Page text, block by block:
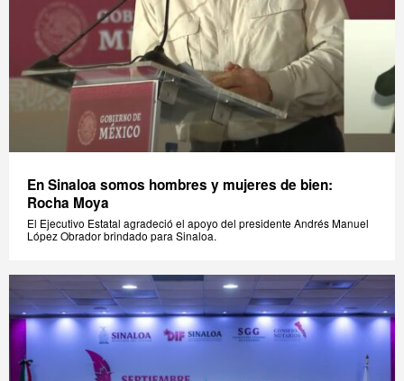
En Sinaloa somos hombres y mujeres de bien:
Rocha Moya
El Ejecutivo Estatal agradeció el apoyo del presidente Andrés Manuel
López Obrador brindado para Sinaloa.